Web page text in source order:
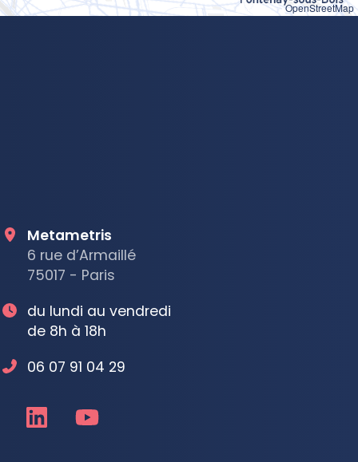
OpenStreetMap
Metametris
6 rue d’Armaillé
75017 - Paris
du lundi au vendredi
de 8h à 18h
06 07 91 04 29